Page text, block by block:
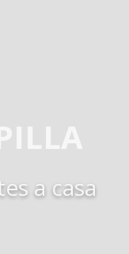
a casa